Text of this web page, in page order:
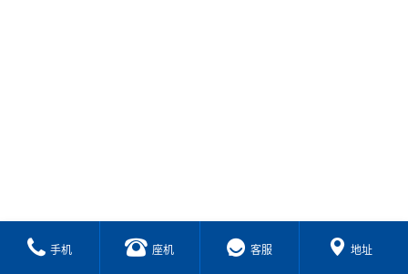
手机 座机 客服 地址